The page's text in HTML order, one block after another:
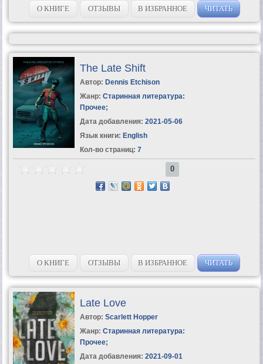
О КНИГЕ ОТЗЫВЫ В ИЗБРАННОЕ ЧИТАТЬ
The Late Shift
Автор: Dennis Etchison
Жанр: Старинная литература:
Прочее;
Дата добавления: 2021-05-06
Язык книги: English
Кол-во страниц: 7
0
О КНИГЕ ОТЗЫВЫ В ИЗБРАННОЕ ЧИТАТЬ
Late Love
Автор: Scarlett Hopper
Жанр: Старинная литература:
Прочее;
Дата добавления: 2021-09-01